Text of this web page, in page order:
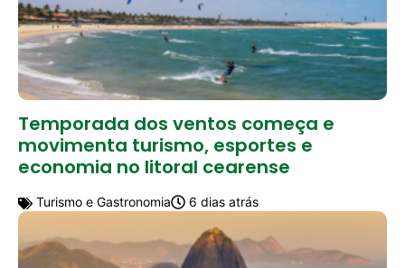
Temporada dos ventos começa e
movimenta turismo, esportes e
economia no litoral cearense
Turismo e Gastronomia 6 dias atrás